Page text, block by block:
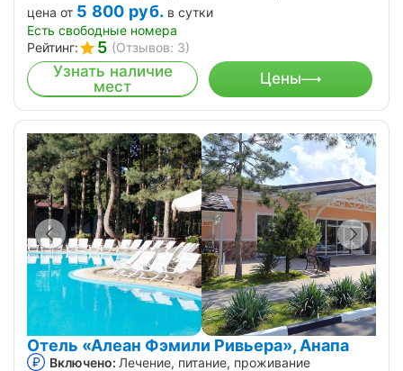
цена от 5 800 руб. в сутки
Есть свободные номера
Рейтинг:
5 (Отзывов: 3)
Узнать наличие
мест
Цены
Отель «Алеан Фэмили Ривьера», Анапа
Включено: Лечение, питание, проживание